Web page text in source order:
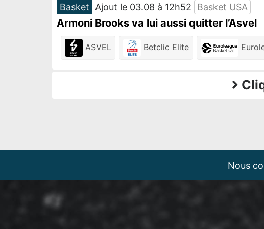
Basket Ajout le 03.08 à 12h52 Basket USA
Armoni Brooks va lui aussi quitter l’Asvel
ASVEL Betclic Elite
Nous